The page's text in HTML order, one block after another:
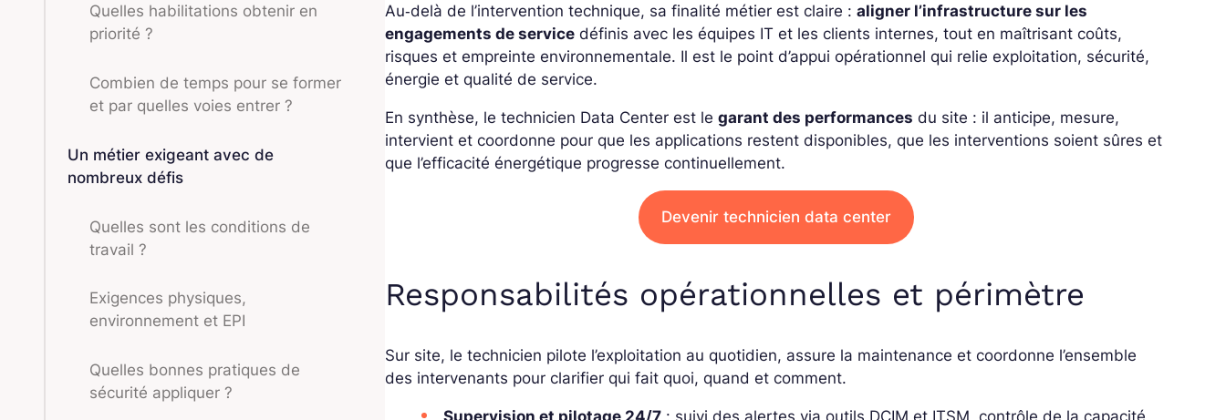
Quelles habilitations obtenir en
priorité ?
Combien de temps pour se former
et par quelles voies entrer ?
Un métier exigeant avec de
nombreux défis
Quelles sont les conditions de
travail ?
Exigences physiques,
environnement et EPI
Quelles bonnes pratiques de
sécurité appliquer ?
Au‑delà de l’intervention technique, sa finalité métier est claire :aligner l’infrastructure sur les
engagements de service définis avec les équipes IT et les clients internes, tout en maîtrisant coûts,
risques et empreinte environnementale. Il est le point d’appui opérationnel qui relie exploitation, sécurité,
énergie et qualité de service.
En synthèse, le technicien Data Center est legarant des performances du site : il anticipe, mesure,
intervient et coordonne pour que les applications restent disponibles, que les interventions soient sûres et
que l’efficacité énergétique progresse continuellement.
Devenir technicien data center
Responsabilités opérationnelles et périmètre
Sur site, le technicien pilote l’exploitation au quotidien, assure la maintenance et coordonne l’ensemble
des intervenants pour clarifier qui fait quoi, quand et comment.